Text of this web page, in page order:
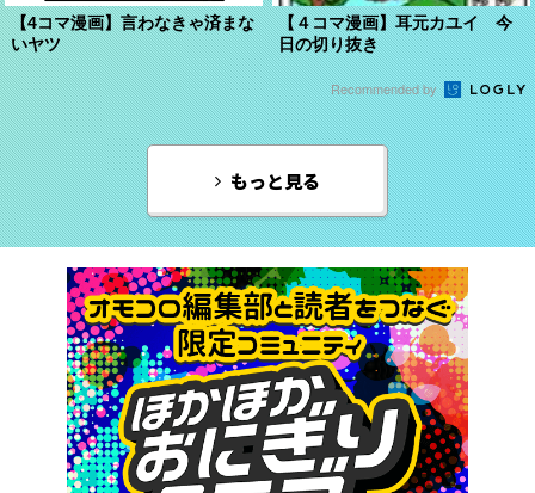
【4コマ漫画】言わなきゃ済まな
いヤツ
【４コマ漫画】耳元カユイ 今
日の切り抜き
Recommended by
もっと見る